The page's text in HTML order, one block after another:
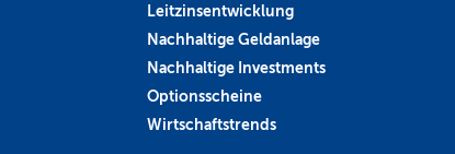
Leitzinsentwicklung
Nachhaltige Geldanlage
Nachhaltige Investments
Optionsscheine
Wirtschaftstrends